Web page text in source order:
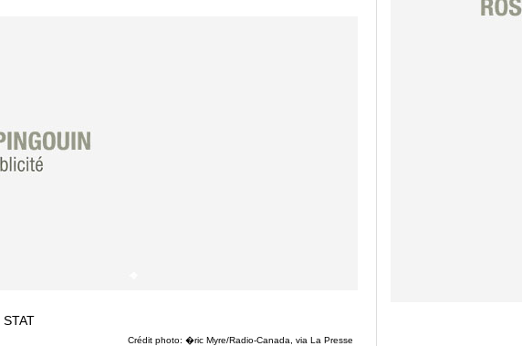
Crédit photo: �ric Myre/Radio-Canada, via La Presse